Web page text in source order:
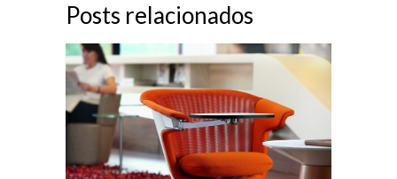
Posts relacionados